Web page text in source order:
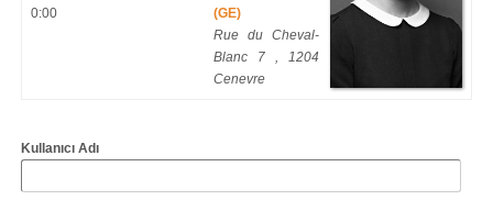
0:00
(GE)
Rue du Cheval-
Blanc 7 , 1204
Cenevre
Kullanıcı Adı